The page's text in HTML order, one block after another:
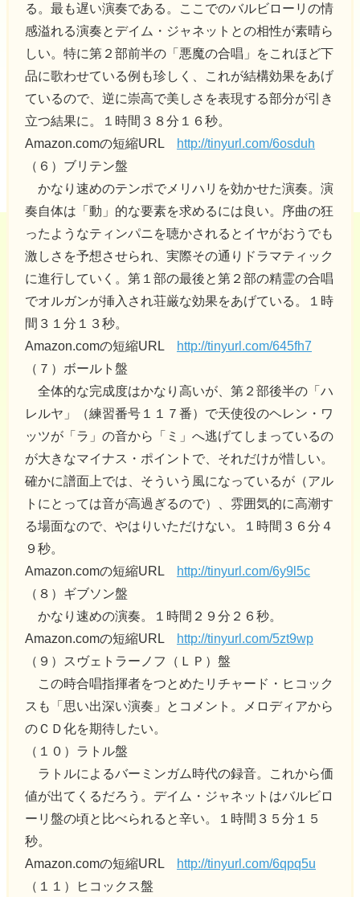
る。最も遅い演奏である。ここでのバルビローリの情
感溢れる演奏とデイム・ジャネットとの相性が素晴ら
しい。特に第２部前半の「悪魔の合唱」をこれほど下
品に歌わせている例も珍しく、これが結構効果をあげ
ているので、逆に崇高で美しさを表現する部分が引き
立つ結果に。１時間３８分１６秒。
Amazon.comの短縮URL
http://tinyurl.com/6osduh
（６）ブリテン盤
かなり速めのテンポでメリハリを効かせた演奏。演
奏自体は「動」的な要素を求めるには良い。序曲の狂
ったようなティンパニを聴かされるとイヤがおうでも
激しさを予想させられ、実際その通りドラマティック
に進行していく。第１部の最後と第２部の精霊の合唱
でオルガンが挿入され荘厳な効果をあげている。１時
間３１分１３秒。
Amazon.comの短縮URL
http://tinyurl.com/645fh7
（７）ボールト盤
全体的な完成度はかなり高いが、第２部後半の「ハ
レルヤ」（練習番号１１７番）で天使役のヘレン・ワ
ッツが「ラ」の音から「ミ」へ逃げてしまっているの
が大きなマイナス・ポイントで、それだけが惜しい。
確かに譜面上では、そういう風になっているが（アル
トにとっては音が高過ぎるので）、雰囲気的に高潮す
る場面なので、やはりいただけない。１時間３６分４
９秒。
Amazon.comの短縮URL
http://tinyurl.com/6y9l5c
（８）ギブソン盤
かなり速めの演奏。１時間２９分２６秒。
Amazon.comの短縮URL
http://tinyurl.com/5zt9wp
（９）スヴェトラーノフ（ＬＰ）盤
この時合唱指揮者をつとめたリチャード・ヒコック
スも「思い出深い演奏」とコメント。メロディアから
のＣＤ化を期待したい。
（１０）ラトル盤
ラトルによるバーミンガム時代の録音。これから価
値が出てくるだろう。デイム・ジャネットはバルビロ
ーリ盤の頃と比べられると辛い。１時間３５分１５
秒。
Amazon.comの短縮URL
http://tinyurl.com/6qpq5u
（１１）ヒコックス盤